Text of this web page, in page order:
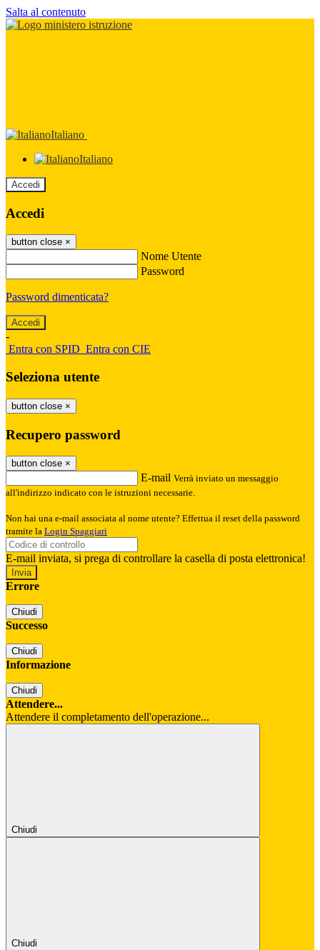
Salta al contenuto
Italiano
Italiano
Accedi
Accedi
button close ×
Nome Utente
Password
Password dimenticata?
-
Entra con SPID Entra con CIE
Seleziona utente
button close ×
Recupero password
button close ×
E-mail Verrà inviato un messaggio
all'indirizzo indicato con le istruzioni necessarie.
Non hai una e-mail associata al nome utente? Effettua il reset della password
tramite la Login Spaggiari
E-mail inviata, si prega di controllare la casella di posta elettronica!
Errore
Chiudi
Successo
Chiudi
Informazione
Chiudi
Attendere...
Attendere il completamento dell'operazione...
Chiudi
Chiudi